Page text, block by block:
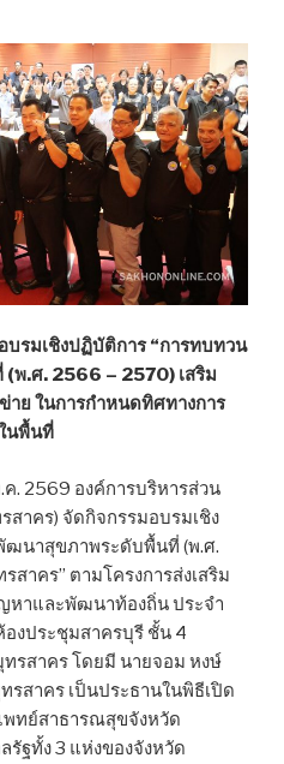
รมเชิงปฏิบัติการ “การทบทวน
พ.ศ. 2566 – 2570) เสริม
าย ในการกำหนดทิศทางการ
นพื้นที่
ค. 2569 องค์การบริหารส่วน
สาคร) จัดกิจกรรมอบรมเชิง
นาสุขภาพระดับพื้นที่ (พ.ศ.
สาคร” ตามโครงการส่งเสริม
หาและพัฒนาท้องถิ่น ประจำ
งประชุมสาครบุรี ชั้น 4
รสาคร โดยมี นายจอม หงษ์
รสาคร เป็นประธานในพิธีเปิด
พทย์สาธารณสุขจังหวัด
รัฐทั้ง 3 แห่งของจังหวัด